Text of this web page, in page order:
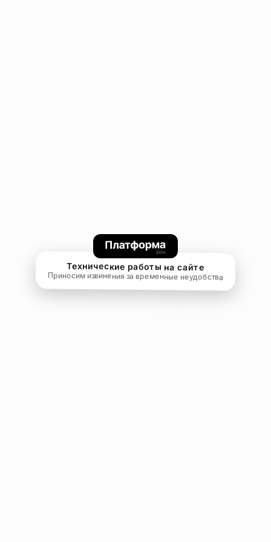
Технические работы на сайте
Приносим извинения за временные неудобства